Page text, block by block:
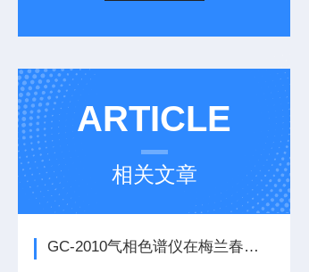
ARTICLE
相关文章
GC-2010气相色谱仪在梅兰春酒厂应用